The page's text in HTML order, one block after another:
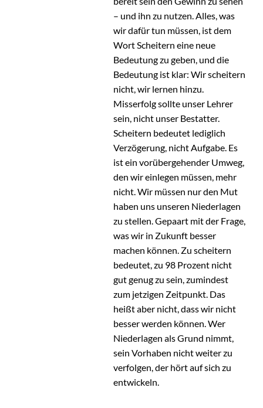
– und ihn zu nutzen. Alles, was
wir dafür tun müssen, ist dem
Wort Scheitern eine neue
Bedeutung zu geben, und die
Bedeutung ist klar: Wir scheitern
nicht, wir lernen hinzu.
Misserfolg sollte unser Lehrer
sein, nicht unser Bestatter.
Scheitern bedeutet lediglich
Verzögerung, nicht Aufgabe. Es
ist ein vorübergehender Umweg,
den wir einlegen müssen, mehr
nicht. Wir müssen nur den Mut
haben uns unseren Niederlagen
zu stellen. Gepaart mit der Frage,
was wir in Zukunft besser
machen können. Zu scheitern
bedeutet, zu 98 Prozent nicht
gut genug zu sein, zumindest
zum jetzigen Zeitpunkt. Das
heißt aber nicht, dass wir nicht
besser werden können. Wer
Niederlagen als Grund nimmt,
sein Vorhaben nicht weiter zu
verfolgen, der hört auf sich zu
entwickeln.